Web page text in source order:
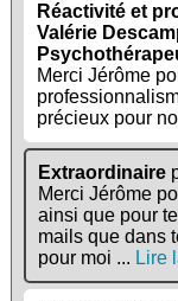
Réactivité et
Valérie
Merci Jérôme
précieux pour
Extraordinaire
Merci Jérôme
ainsi que pour
mails que dans
pour moi ... Lire